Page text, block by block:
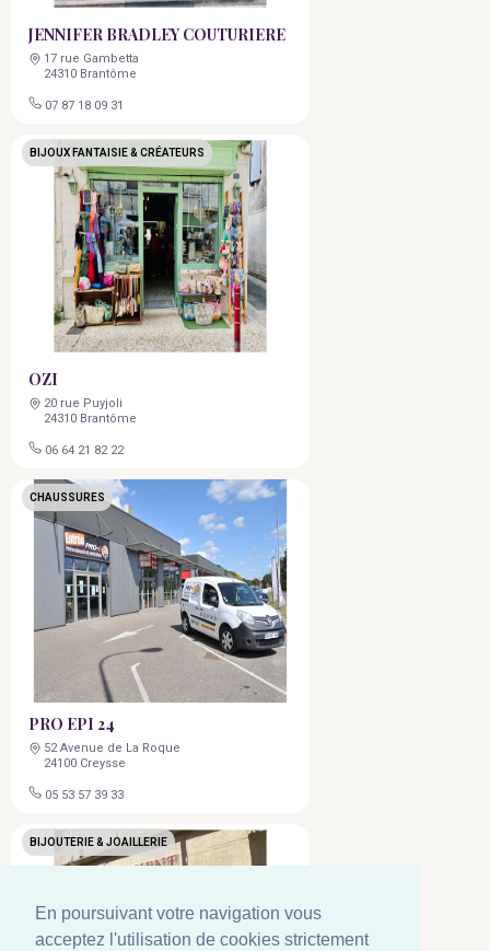
En poursuivant votre navigation vous
acceptez l'utilisation de cookies strictement
JENNIFER BRADLEY COUTURIERE
17 rue Gambetta
24310 Brantôme
07 87 18 09 31
OZI
20 rue Puyjoli
24310 Brantôme
06 64 21 82 22
BIJOUX FANTAISIE & CRÉATEURS
PRO EPI 24
52 Avenue de La Roque
24100 Creysse
05 53 57 39 33
CHAUSSURES
BIJOUTERIE & JOAILLERIE